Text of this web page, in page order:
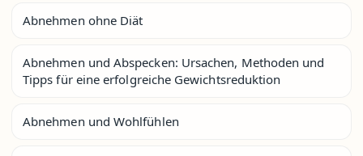
Abnehmen ohne Diät
Abnehmen und Abspecken: Ursachen, Methoden und
Tipps für eine erfolgreiche Gewichtsreduktion
Abnehmen und Wohlfühlen